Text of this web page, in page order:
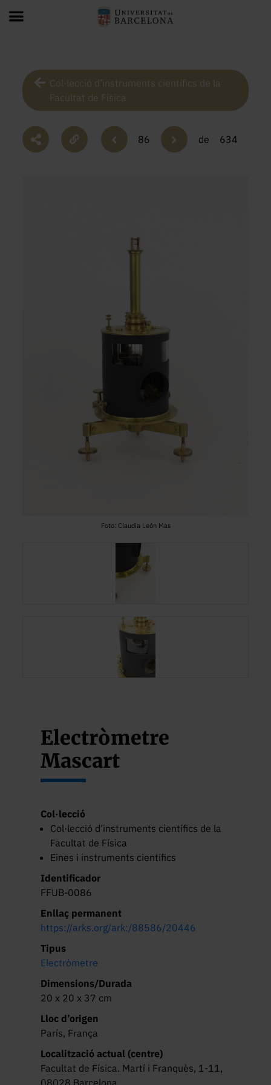
Col·lecció d’instruments científics de la
Facultat de Física
86 de 634
Foto: Claudia León Mas
Electròmetre
Mascart
Col·lecció
Col·lecció d’instruments científics de la
Facultat de Física
Eines i instruments científics
Identificador
FFUB-0086
Enllaç permanent
https://arks.org/ark:/88586/20446
Tipus
Electròmetre
Dimensions/Durada
20 x 20 x 37 cm
Lloc d’origen
París, França
Localització actual (centre)
Facultat de Física. Martí i Franquès, 1-11,
08028 Barcelona